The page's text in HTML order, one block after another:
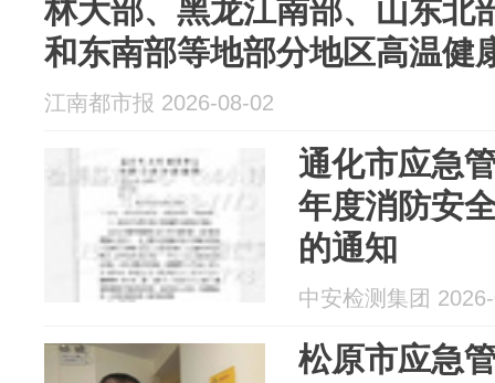
林大部、黑龙江南部、山东北
和东南部等地部分地区高温健
江南都市报 2026-08-02
通化市应急
年度消防安
的通知
中安检测集团
松原市应急